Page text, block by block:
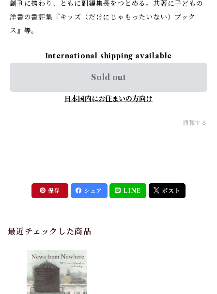
創刊に携わり、ともに副編集長をつとめる。共著に子どもの
洋書の書評集『キッズ（だけにじゃもったいない）ブック
ス』等。
International shipping available
Sold out
日本国内にお住まいの方向け
通報する
保存 シェア LINE ポスト
最近チェックした商品